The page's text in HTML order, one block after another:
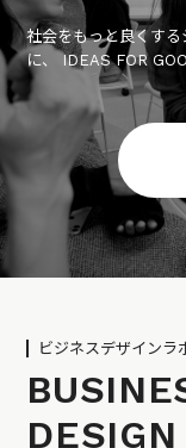
社会をもっと良くす
に、 IDEAS FOR
ビジネスデザインラ